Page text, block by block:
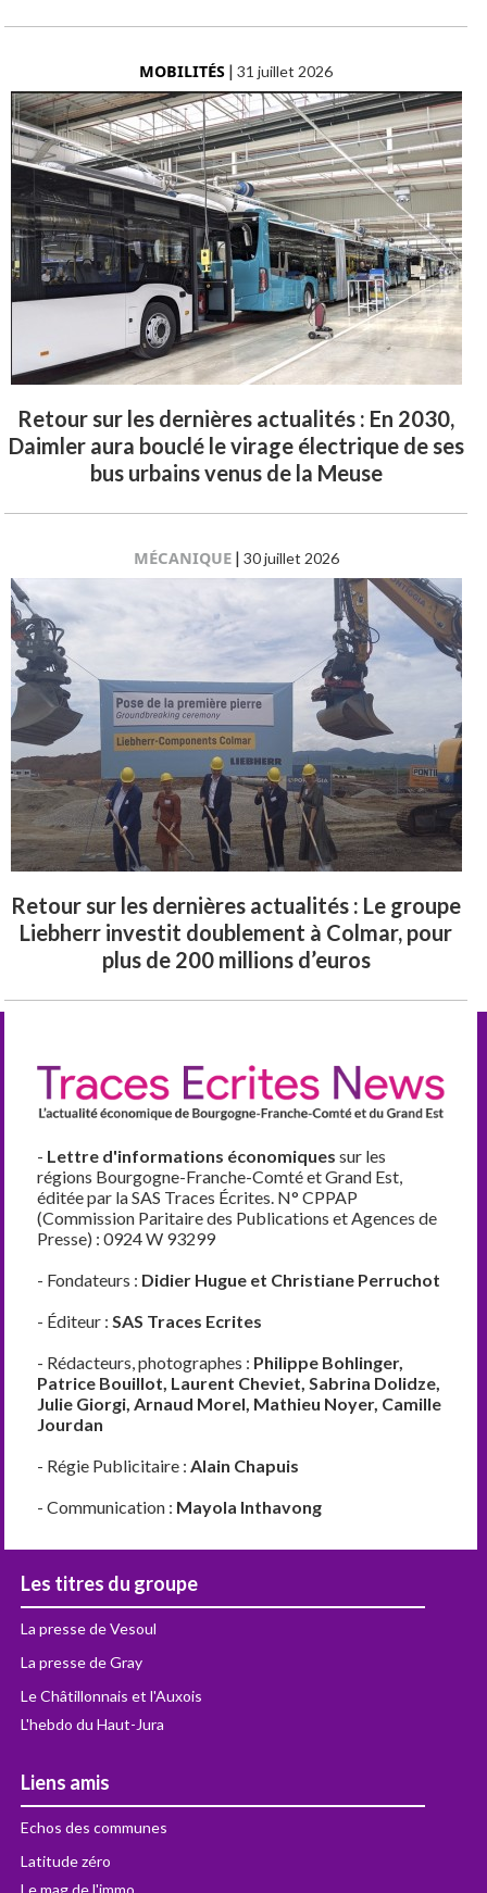
MOBILITÉS |31 juillet 2026
Retour sur les dernières actualités : En 2030,
Daimler aura bouclé le virage électrique de ses
bus urbains venus de la Meuse
MÉCANIQUE| 30 juillet 2026
Retour sur les dernières actualités : Le groupe
Liebherr investit doublement à Colmar, pour
plus de 200 millions d’euros
- Lettre d'informations économiques sur les
régions Bourgogne-Franche-Comté et Grand Est,
éditée par la SAS Traces Écrites. N° CPPAP
(Commission Paritaire des Publications et Agences de
Presse) : 0924 W 93299
- Fondateurs : Didier Hugue et Christiane Perruchot
- Éditeur :SAS Traces Ecrites
- Rédacteurs, photographes : Philippe Bohlinger,
Patrice Bouillot, Laurent Cheviet, Sabrina Dolidze,
Julie Giorgi, Arnaud Morel, Mathieu Noyer, Camille
Jourdan
- Régie Publicitaire :Alain Chapuis
- Communication : Mayola Inthavong
Les titres du groupe
La presse de Vesoul
La presse de Gray
Le Châtillonnais et l'Auxois
L'hebdo du Haut-Jura
Liens amis
Echos des communes
Latitude zéro
Le mag de l'immo